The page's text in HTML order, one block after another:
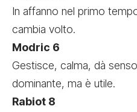
In affanno nel primo
cambia volto.
Modric 6
Gestisce, calma, dà
dominante, ma è utile.
Rabiot 8